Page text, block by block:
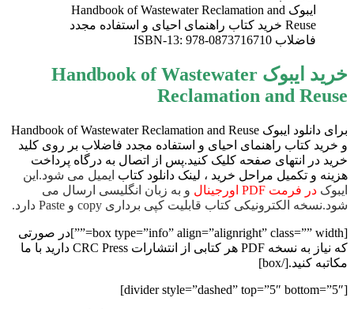
ایبوک Handbook of Wastewater Reclamation and
Reuse خرید کتاب راهنمای احیای و استفاده مجدد
فاضلاب ISBN-13: 978-0873716710
خرید ایبوک Handbook of Wastewater
Reclamation and Reuse
برای دانلود ایبوک Handbook of Wastewater Reclamation and Reuse
و خرید کتاب راهنمای احیای و استفاده مجدد فاضلاب بر روی کلید
خرید در انتهای صفحه کلیک کنید.پس از اتصال به درگاه پرداخت
هزینه و تکمیل مراحل خرید ، لینک دانلود کتاب ایمیل می شود.این
ایبوک در فرمت PDF اورجینال
و به زبان انگلیسی ارسال می
شود.نسخه الکترونیکی کتاب قابلیت کپی برداری copy و Paste دارد.
[box type=”info” align=”alignright” class=”” width=””]در صورتی
که نیاز به نسخه PDF هر کتابی از انتشارات CRC Press دارید با ما
مکاتبه کنید.[/box]
[divider style=”dashed” top=”5″ bottom=”5″]